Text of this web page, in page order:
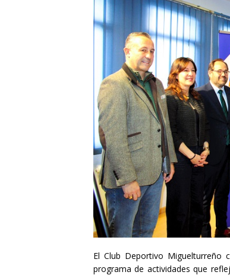
El Club Deportivo
programa de actividades que